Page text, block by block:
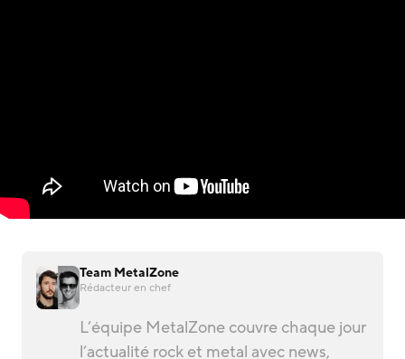
Team MetalZone
Rédacteur en chef
L’équipe MetalZone couvre chaque jour
l’actualité rock et metal avec news,